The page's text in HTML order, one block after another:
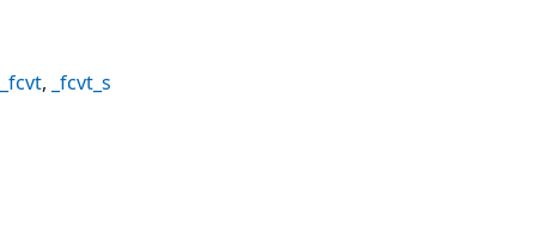
_fcvt, _fcvt_s